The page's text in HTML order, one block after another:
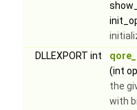
DLLEXPORT int
(int
the
with